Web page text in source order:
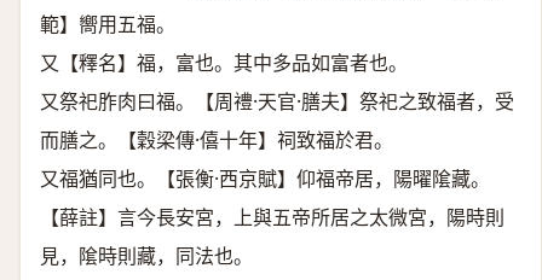
範】嚮用五福。
又【釋名】福，富也。其中多品如富者也。
又祭祀胙肉曰福。【周禮·天官·膳夫】祭祀之致福者，受
而膳之。【穀梁傳·僖十年】祠致福於君。
又福猶同也。【張衡·西京賦】仰福帝居，陽曜隂藏。
【薛註】言今長安宮，上與五帝所居之太微宮，陽時則
見，隂時則藏，同法也。